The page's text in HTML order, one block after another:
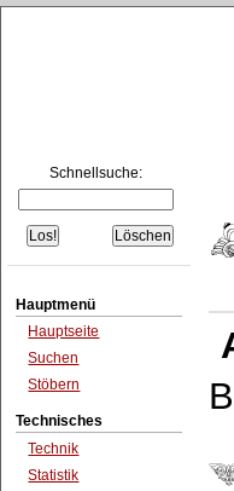
Schnellsuche:
Hauptmenü
Hauptseite
Suchen
Stöbern
Technisches
Technik
Statistik